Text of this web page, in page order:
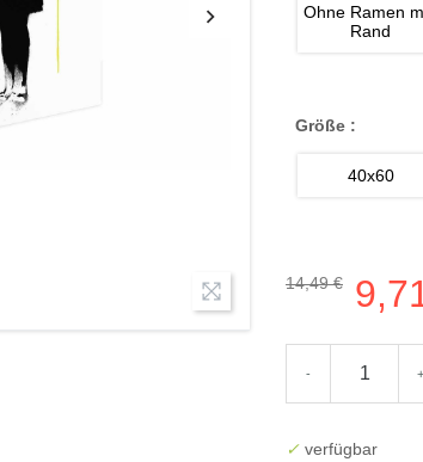
Ohne Ramen
Rand
Größe :
40x60
14,49 €
- +
✓ verfügbar